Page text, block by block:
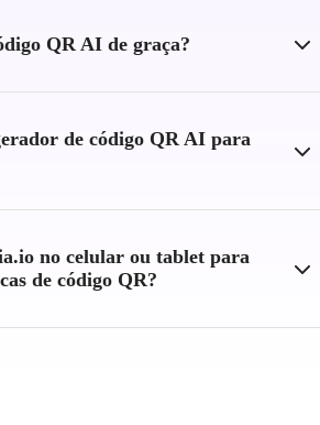
QR AI de graça?
de código QR AI para
no celular ou tablet para
de código QR?